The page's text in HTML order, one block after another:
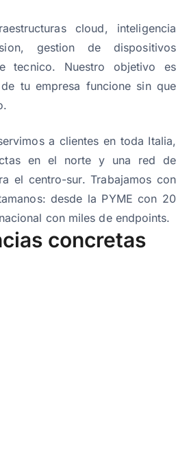
cloud, inteligencia
gestion de dispositivos
tecnico. Nuestro objetivo es
tu empresa funcione sin que
a clientes en toda Italia,
en el norte y una red de
el centro-sur. Trabajamos con
desde la PYME con 20
con miles de endpoints.
concretas